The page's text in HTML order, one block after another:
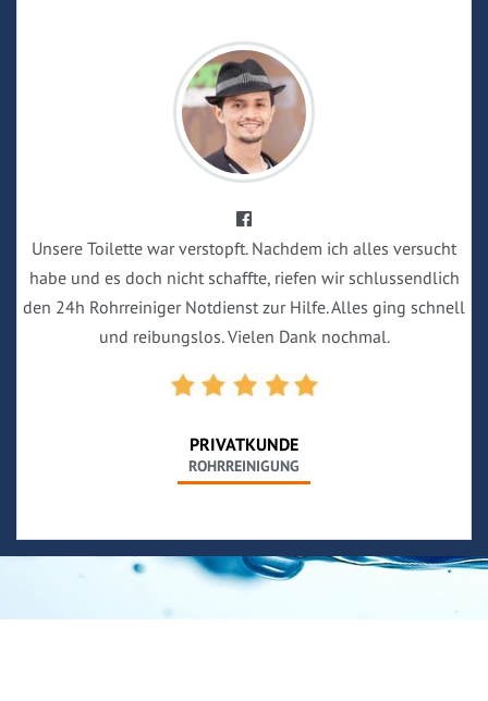
Unsere Toilette war verstopft. Nachdem ich alles versucht
habe und es doch nicht schaffte, riefen wir schlussendlich
den 24h Rohrreiniger Notdienst zur Hilfe. Alles ging schnell
und reibungslos. Vielen Dank nochmal.
PRIVATKUNDE
ROHRREINIGUNG